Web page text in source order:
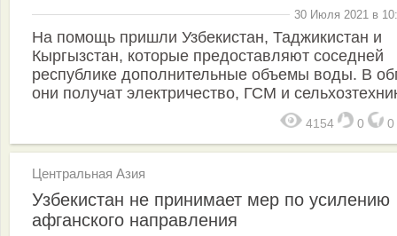
30 Июля 2021 в
На помощь пришли Узбекистан, Таджикистан и
Кыргызстан, которые предоставляют соседней
республике дополнительные объемы воды. В
они получат электричество, ГСМ и
4154 0 0
Центральная Азия
Узбекистан не принимает мер по усилению
афганского направления